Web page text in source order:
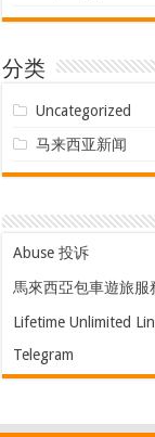
分类
Uncategorized
马来西亚新闻
Abuse 投诉
馬來西亞包車遊旅服
Lifetime Unlimited
Telegram